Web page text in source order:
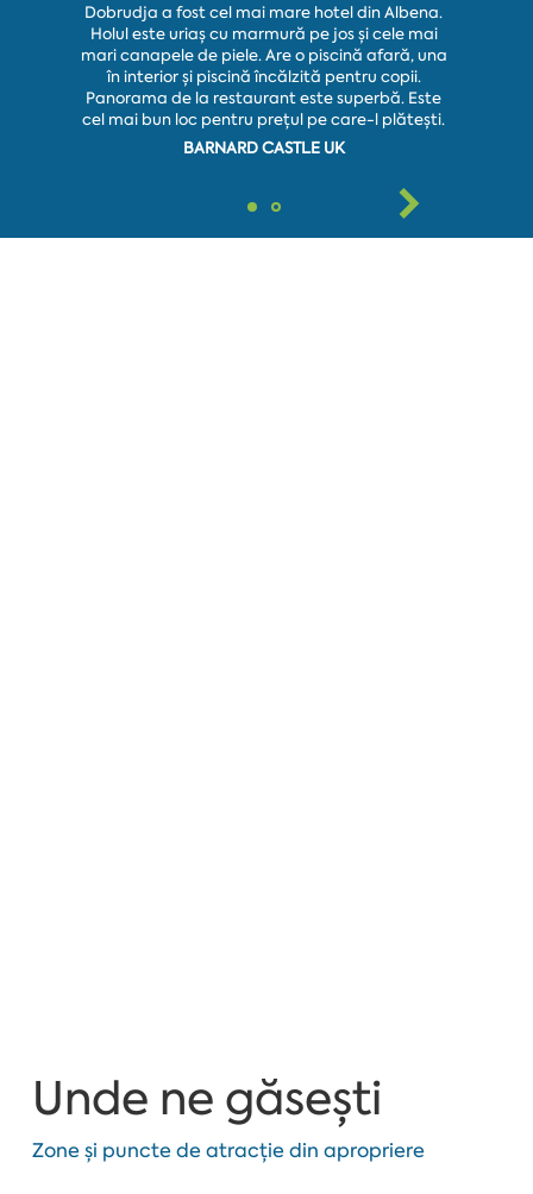
Dobrudja a fost cel mai mare hotel din Albena.
Holul este uriaș cu marmură pe jos și cele mai
mari canapele de piele. Are o piscină afară, una
în interior și piscină încălzită pentru copii.
Panorama de la restaurant este superbă. Este
cel mai bun loc pentru prețul pe care-l plătești.
BARNARD CASTLE UK
Unde ne găsești
Zone și puncte de atracție din apropriere